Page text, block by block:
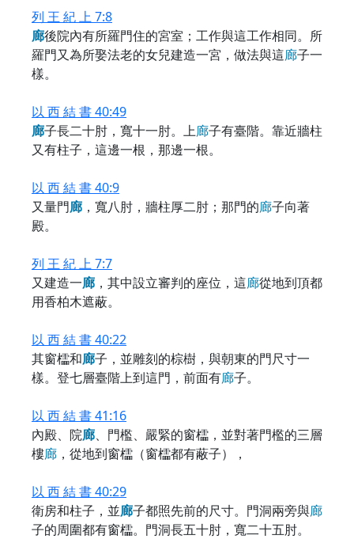
列 王 紀 上 7:8
廊後院內有所羅門住的宮室；工作與這工作相同。所
羅門又為所娶法老的女兒建造一宮，做法與這廊子一
樣。
以 西 結 書 40:49
廊子長二十肘，寬十一肘。上廊子有臺階。靠近牆柱
又有柱子，這邊一根，那邊一根。
以 西 結 書 40:9
又量門廊 ，寬八肘，牆柱厚二肘；那門的廊子向著
殿。
列 王 紀 上 7:7
又建造一廊 ，其中設立審判的座位，這廊從地到頂都
用香柏木遮蔽。
以 西 結 書 40:22
其窗櫺和廊子，並雕刻的棕樹，與朝東的門尺寸一
樣。登七層臺階上到這門，前面有廊子。
以 西 結 書 41:16
內殿、院廊、門檻、嚴緊的窗櫺，並對著門檻的三層
樓廊 ，從地到窗櫺（窗櫺都有蔽子），
以 西 結 書 40:29
衛房和柱子，並廊子都照先前的尺寸。門洞兩旁與廊
子的周圍都有窗櫺。門洞長五十肘，寬二十五肘。